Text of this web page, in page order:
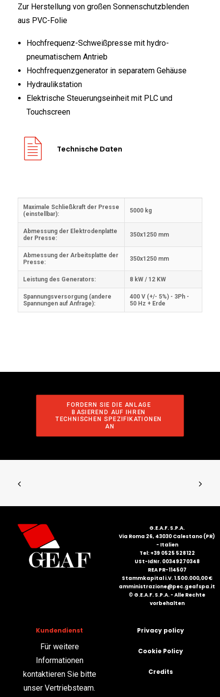
Zur Herstellung von großen Sonnenschutzblenden
aus PVC-Folie
Hochfrequenz-Schweißpresse mit hydro-
pneumatischem Antrieb
Hochfrequenzgenerator in separatem Gehäuse
Hydraulikstation
Elektrische Steuerungseinheit mit PLC und
Touchscreen
Technische Daten
Maximale Schließkraft der Presse
(einstellbar):
5000 kg
Abmessung der Elektrodenplatte
der Presse:
350x1250 mm
Abmessung der Arbeitsplatte der
Presse:
350x1250 mm
Leistung des Generators: 8 kW / 12 KW
Spannungsversorgung (andere
Spannungen auf Anfrage):
400 V (+/- 5%) - 3Ph -
50 Hz + Erde
FORDERN SIE DIE ANLAGE
BASIEREND AUF IHREN
TECHNISCHEN SPEZIFIKATIONEN
AN
G.E.A.F. S.P.A.
Via Roma 26, 43030 Calestano (PR)
- Italien
Tel: +39 0525 528122
USt-IdNr. 00349270348
REA PR-114507
Stammkapital i.V. 1.500.000,00 €
amministrazione@pec.geafspa.it
© G.E.A.F. S.P.A. - Alle Rechte
vorbehalten
Kundendienst
Für weitere
Informationen
kontaktieren Sie bitte
unser Vertriebsteam.
Privacy policy
Cookie Policy
Credits